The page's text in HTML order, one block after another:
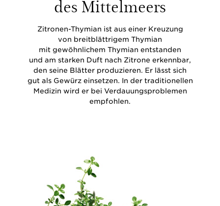
des Mittelmeers
Zitronen-Thymian ist aus einer Kreuzung
von breitblättrigem Thymian
mit gewöhnlichem Thymian entstanden
und am starken Duft nach Zitrone erkennbar,
den seine Blätter produzieren. Er lässt sich
gut als Gewürz einsetzen. In der traditionellen
Medizin wird er bei Verdauungsproblemen
empfohlen.